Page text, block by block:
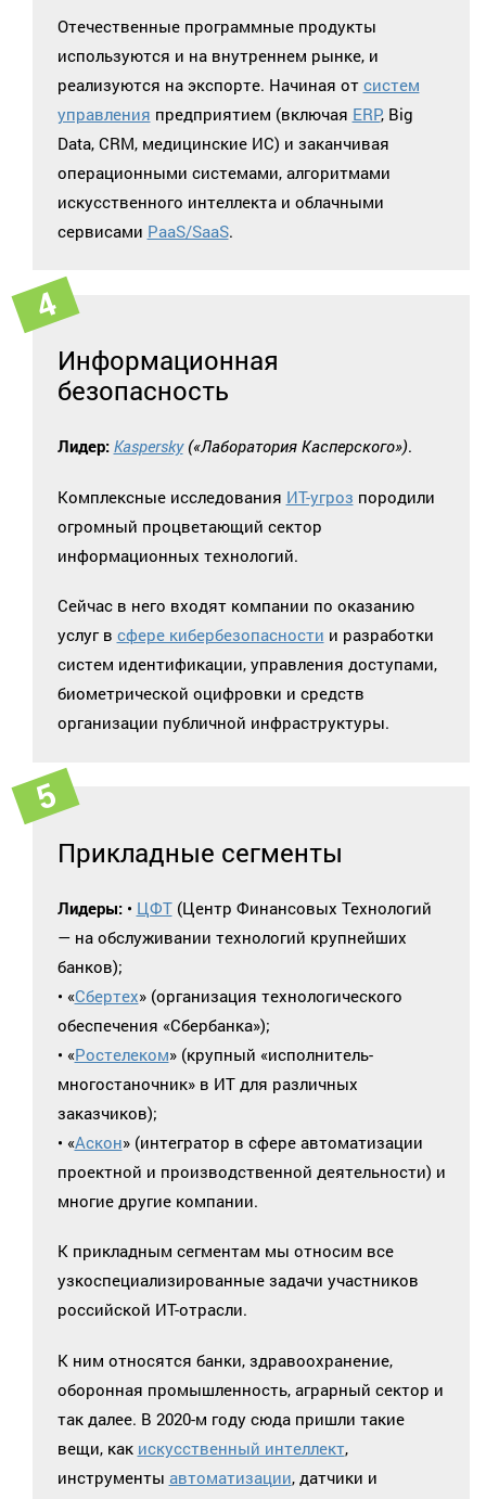
Отечественные программные продукты
используются и на внутреннем рынке, и
реализуются на экспорте. Начиная от систем
управления предприятием (включая ERP, Big
Data, CRM, медицинские ИС) и заканчивая
операционными системами, алгоритмами
искусственного интеллекта и облачными
сервисами PaaS/SaaS.
Информационная
безопасность
Лидер: Kaspersky(«Лаборатория Касперского»).
Комплексные исследования ИТ-угроз породили
огромный процветающий сектор
информационных технологий.
Сейчас в него входят компании по оказанию
услуг в сфере кибербезопасности и разработки
систем идентификации, управления доступами,
биометрической оцифровки и средств
организации публичной инфраструктуры.
Прикладные сегменты
Лидеры:• ЦФТ(Центр Финансовых Технологий
— на обслуживании технологий крупнейших
банков);
• «Сбертех» (организация технологического
обеспечения «Сбербанка»);
• «Ростелеком» (крупный «исполнитель-
многостаночник» в ИТ для различных
заказчиков);
• «Аскон» (интегратор в сфере автоматизации
проектной и производственной деятельности) и
многие другие компании.
К прикладным сегментам мы относим все
узкоспециализированные задачи участников
российской ИТ-отрасли.
К ним относятся банки, здравоохранение,
оборонная промышленность, аграрный сектор и
так далее. В 2020-м году сюда пришли такие
вещи, как искусственный интеллект,
инструменты автоматизации, датчики и